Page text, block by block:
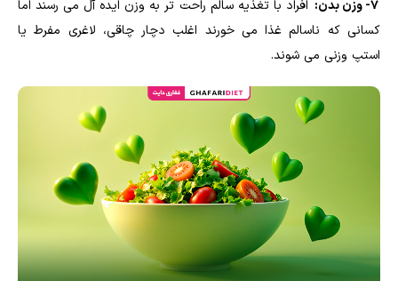
7- وزن بدن:
افراد با تغذیه سالم راحت تر به وزن ایده آل می رسند اما
کسانی که ناسالم غذا می خورند اغلب دچار چاقی، لاغری مفرط یا
استپ وزنی می شوند.